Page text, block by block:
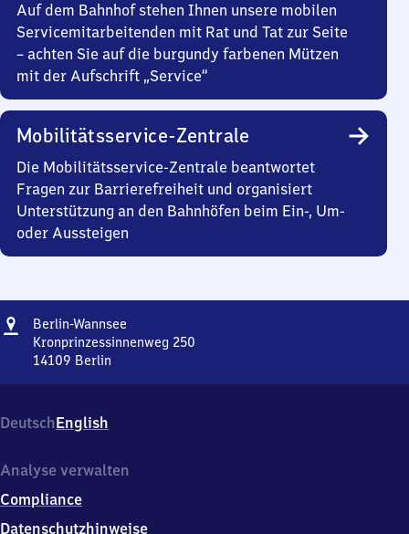
Auf dem Bahnhof stehen Ihnen unsere mobilen
Servicemitarbeitenden mit Rat und Tat zur Seite
– achten Sie auf die burgundy farbenen Mützen
mit der Aufschrift „Service“
Mobilitätsservice-Zentrale
Die Mobilitätsservice-Zentrale beantwortet
Fragen zur Barrierefreiheit und organisiert
Unterstützung an den Bahnhöfen beim Ein-, Um-
oder Aussteigen
Adresse
Berlin-Wannsee
Wannsee
Kronprinzessinnenweg 250
14109 Berlin
Kronprinzessinnenweg
250,
4
0
9
DeutschEnglish
Analyse verwalten
Compliance
Datenschutzhinweise